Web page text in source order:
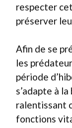
respecter
préserver
Afin de se
les
période
s’adapte à
ralentissant
fonctions